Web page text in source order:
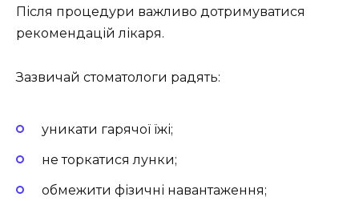
Після процедури важливо дотримуватися
рекомендацій лікаря.
Зазвичай стоматологи радять:
уникати гарячої їжі;
не торкатися лунки;
обмежити фізичні навантаження;